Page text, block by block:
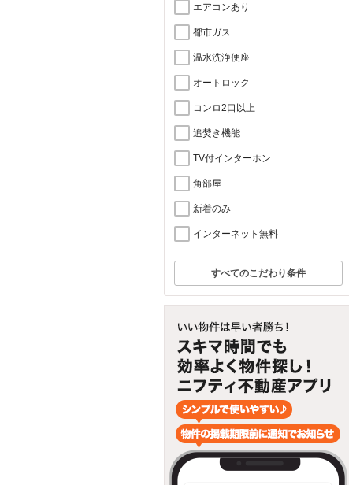
エアコンあり
都市ガス
温水洗浄便座
オートロック
コンロ2口以上
追焚き機能
TV付インターホン
角部屋
新着のみ
インターネット無料
すべてのこだわり条件